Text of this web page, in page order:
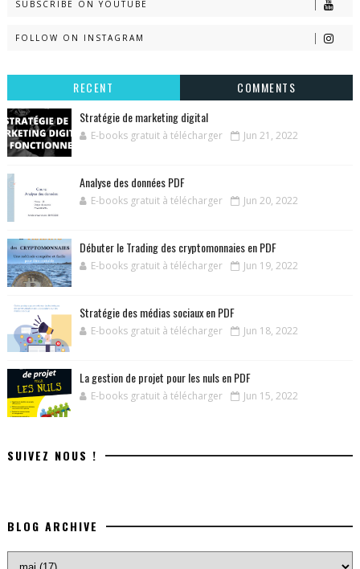
SUBSCRIBE ON YOUTUBE
FOLLOW ON INSTAGRAM
RECENT
COMMENTS
Stratégie de marketing digital
E-books gratuit à télécharger Jun 21, 2022
Analyse des données PDF
E-books gratuit à télécharger Jun 20, 2022
Débuter le Trading des cryptomonnaies en PDF
E-books gratuit à télécharger Jun 19, 2022
Stratégie des médias sociaux en PDF
E-books gratuit à télécharger Jun 18, 2022
La gestion de projet pour les nuls en PDF
E-books gratuit à télécharger Jun 15, 2022
SUIVEZ NOUS !
BLOG ARCHIVE